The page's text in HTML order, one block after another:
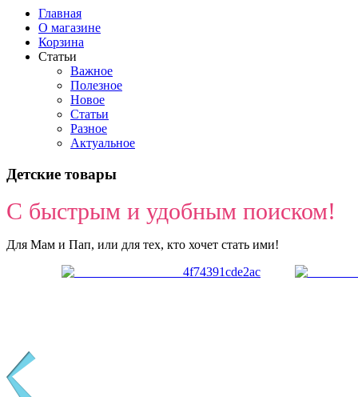
Главная
О магазине
Корзина
Статьи
Важное
Полезное
Новое
Статьи
Разное
Актуальное
Детские товары
С быстрым и удобным поиском!
Для Мам и Пап, или для тех, кто хочет стать ими!